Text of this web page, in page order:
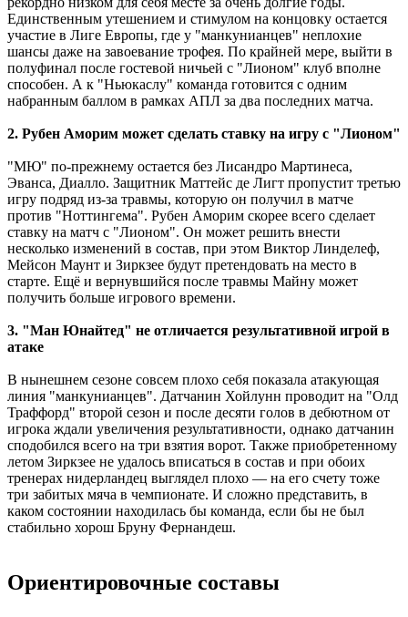
Единственным утешением и стимулом на концовку остается
участие в Лиге Европы, где у "манкунианцев" неплохие
шансы даже на завоевание трофея. По крайней мере, выйти в
полуфинал после гостевой ничьей с "Лионом" клуб вполне
способен. А к "Ньюкаслу" команда готовится с одним
набранным баллом в рамках АПЛ за два последних матча.
2. Рубен Аморим может сделать ставку на игру с "Лионом"
"МЮ" по-прежнему остается без Лисандро Мартинеса,
Эванса, Диалло. Защитник Маттейс де Лигт пропустит третью
игру подряд из-за травмы, которую он получил в матче
против "Ноттингема". Рубен Аморим скорее всего сделает
ставку на матч с "Лионом". Он может решить внести
несколько изменений в состав, при этом Виктор Линделеф,
Мейсон Маунт и Зиркзее будут претендовать на место в
старте. Ещё и вернувшийся после травмы Майну может
получить больше игрового времени.
3. "Ман Юнайтед" не отличается результативной игрой в
атаке
В нынешнем сезоне совсем плохо себя показала атакующая
линия "манкунианцев". Датчанин Хойлунн проводит на "Олд
Траффорд" второй сезон и после десяти голов в дебютном от
игрока ждали увеличения результативности, однако датчанин
сподобился всего на три взятия ворот. Также приобретенному
летом Зиркзее не удалось вписаться в состав и при обоих
тренерах нидерландец выглядел плохо — на его счету тоже
три забитых мяча в чемпионате. И сложно представить, в
каком состоянии находилась бы команда, если бы не был
стабильно хорош Бруну Фернандеш.
Ориентировочные составы